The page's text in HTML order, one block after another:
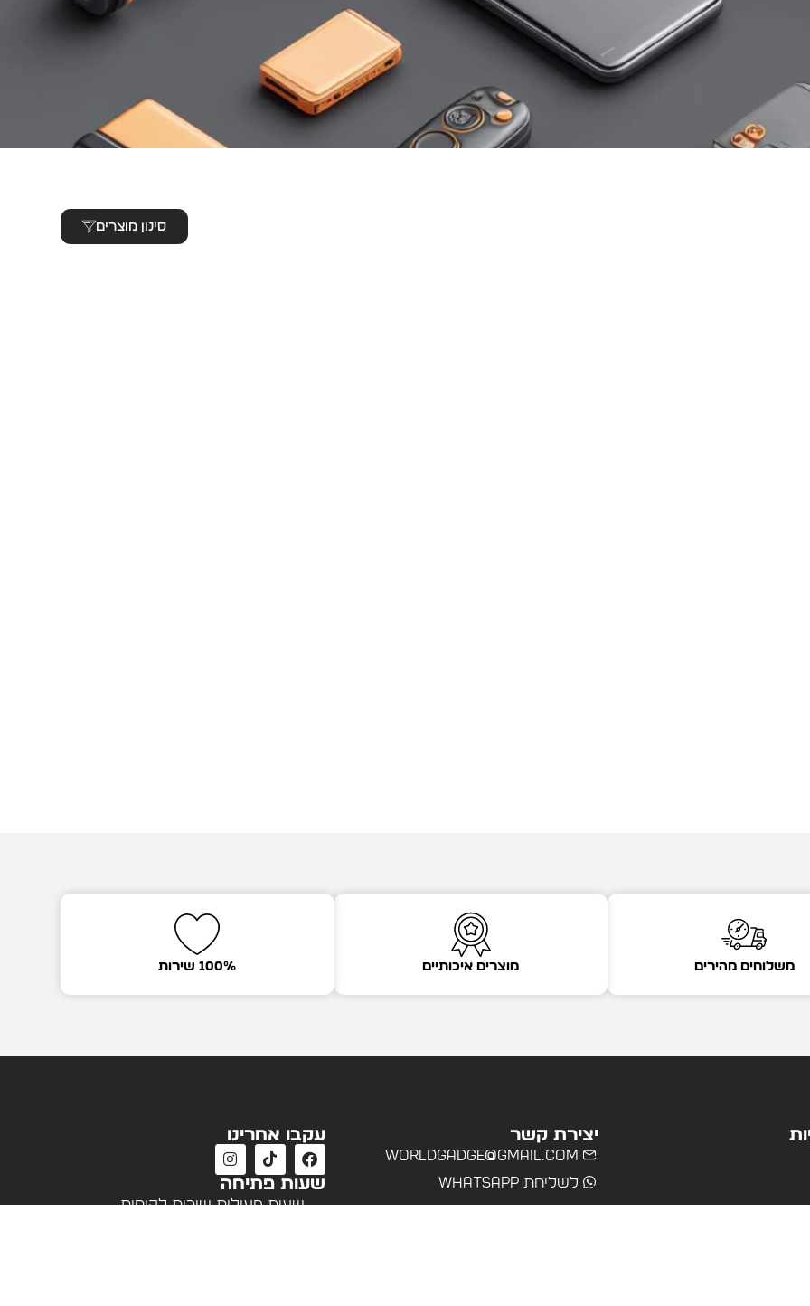
סינון מוצרים
משלוחים מהירים מוצרים איכותיים 100% שירות
יצירת קשר
worldgadge@gmail.com
לשליחת WhatsApp
עקבו אחרינו
שעות פתיחה
שעות פעילות שירות לקוחות